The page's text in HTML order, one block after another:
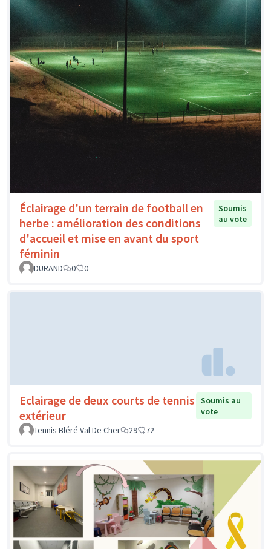
Éclairage d'un terrain de football en
herbe : amélioration des conditions
d'accueil et mise en avant du sport
féminin
Soumis
au vote
DURAND 0 0
Eclairage de deux courts de tennis
extérieur
Soumis au
vote
Tennis Bléré Val De Cher
29 72